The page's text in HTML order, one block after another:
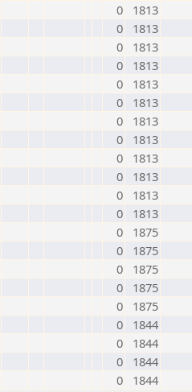
0
1813
0
1813
0
1813
0
1813
0
1813
0
1813
0
1813
0
1813
0
1813
0
1813
0
1813
0
1813
0
1875
0
1875
0
1875
0
1875
0
1875
0
1844
0
1844
0
1844
0 1844